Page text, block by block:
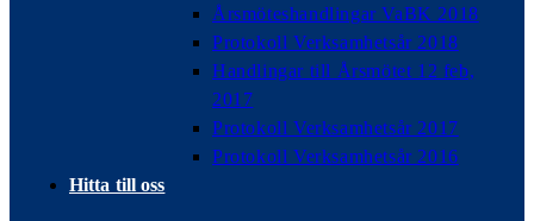
Årsmöteshandlingar VaBK 2018
Protokoll Verksamhetsår 2018
Handlingar till Årsmötet 12 feb,
2017
Protokoll Verksamhetsår 2017
Protokoll Verksamhetsår 2016
Hitta till oss